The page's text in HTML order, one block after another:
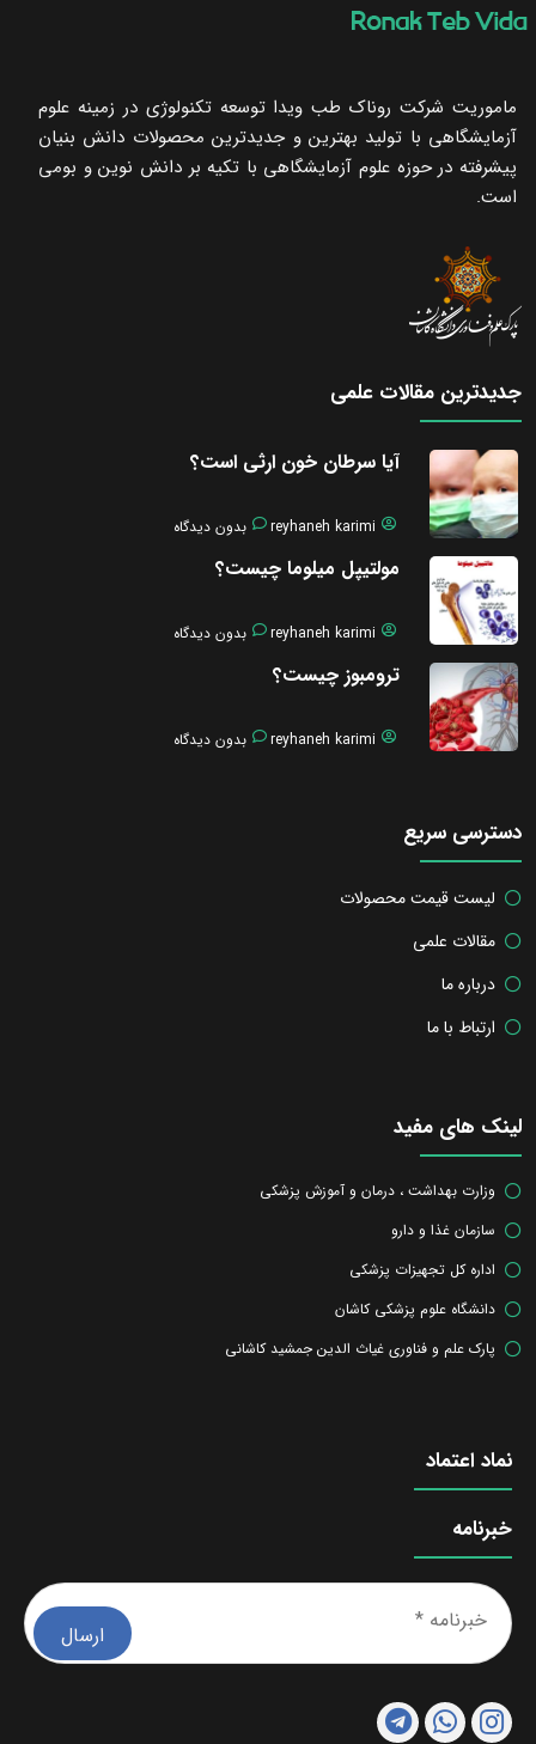
ماموریت شرکت روناک طب ویدا توسعه تکنولوژی در زمینه علوم
آزمایشگاهی با تولید بهترین و جدیدترین محصولات دانش بنیان
پیشرفته در حوزه علوم آزمایشگاهی با تکیه ‌بر دانش نوین و بومی
است.
جدیدترین مقالات علمی
آیا سرطان خون ارثی است؟
reyhaneh karimi بدون دیدگاه
مولتیپل میلوما چیست؟
reyhaneh karimi بدون دیدگاه
ترومبوز چیست؟
reyhaneh karimi بدون دیدگاه
دسترسی سریع
لیست قیمت محصولات
مقالات علمی
درباره ما
ارتباط با ما
لینک های مفید
وزارت بهداشت ، درمان و آموزش پزشکی
سازمان غذا و دارو
اداره کل تجهیزات پزشکی
دانشگاه علوم پزشکی کاشان
پارک علم و فناوری غیاث الدین جمشید کاشانی
نماد اعتماد
خبرنامه
*